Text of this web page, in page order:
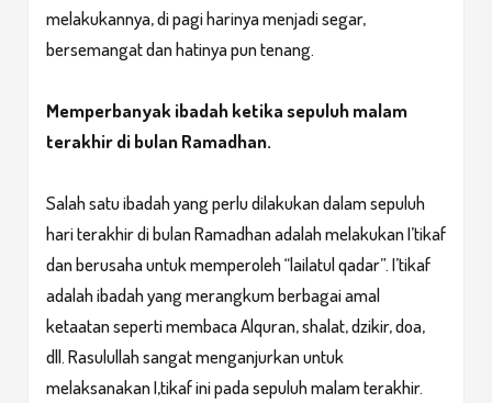
melakukannya, di pagi harinya menjadi segar,
bersemangat dan hatinya pun tenang.
Memperbanyak ibadah ketika sepuluh malam
terakhir di bulan Ramadhan.
Salah satu ibadah yang perlu dilakukan dalam sepuluh
hari terakhir di bulan Ramadhan adalah melakukan I’tikaf
dan berusaha untuk memperoleh “lailatul qadar”. I’tikaf
adalah ibadah yang merangkum berbagai amal
ketaatan seperti membaca Alquran, shalat, dzikir, doa,
dll. Rasulullah sangat menganjurkan untuk
melaksanakan I,tikaf ini pada sepuluh malam terakhir.